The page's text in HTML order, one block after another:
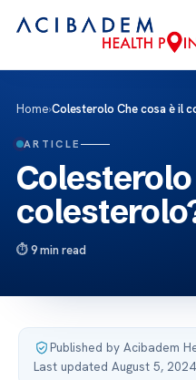
Home›Colesterolo Che cosa è il
ARTICLE
9 min read
Published by Acibadem
Last updated August 5, 2024